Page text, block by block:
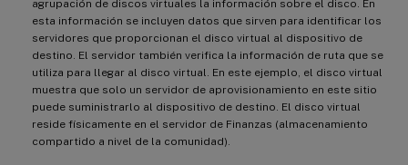
agrupación de discos virtuales la información sobre el disco. En
esta información se incluyen datos que sirven para identificar los
servidores que proporcionan el disco virtual al dispositivo de
destino. El servidor también verifica la información de ruta que se
utiliza para llegar al disco virtual. En este ejemplo, el disco virtual
muestra que solo un servidor de aprovisionamiento en este sitio
puede suministrarlo al dispositivo de destino. El disco virtual
reside físicamente en el servidor de Finanzas (almacenamiento
compartido a nivel de la comunidad).